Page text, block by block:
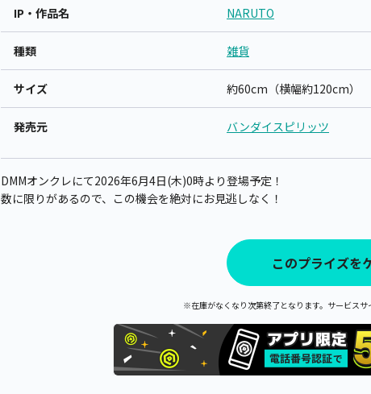
IP・作品名 NARUTO
種類 雑貨
サイズ 約60cm（横幅約120cm）
発売元 バンダイスピリッツ
DMMオンクレにて2026年6月4日(木)0時より登場予定！
数に限りがあるので、この機会を絶対にお見逃しなく！
このプライズを
※在庫がなくなり次第終了となります。サービスサ